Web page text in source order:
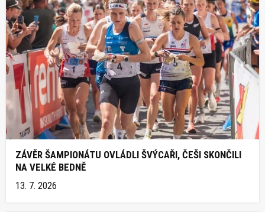
ZÁVĚR ŠAMPIONÁTU OVLÁDLI ŠVÝCAŘI, ČEŠI SKONČILI
NA VELKÉ BEDNĚ
13. 7. 2026